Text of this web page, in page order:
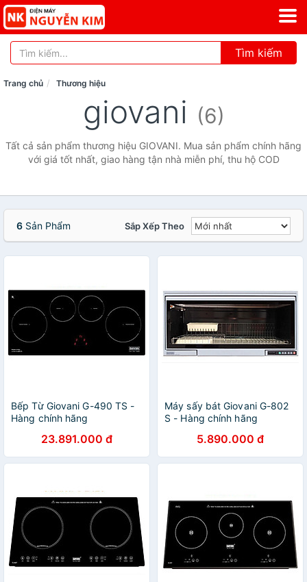
Tìm kiếm
Trang chủ Thương hiệu
giovani (6)
Tất cả sản phẩm thương hiệu GIOVANI. Mua sản phẩm chính hãng
với giá tốt nhất, giao hàng tận nhà miễn phí, thu hộ COD
6 Sản Phẩm Sắp Xếp Theo
Bếp Từ Giovani G-490 TS -
Hàng chính hãng
23.891.000 đ
Máy sấy bát Giovani G-802
S - Hàng chính hãng
5.890.000 đ